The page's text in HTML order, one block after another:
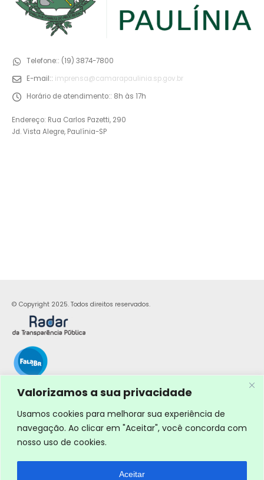
Valorizamos a sua privacidade
Usamos cookies para melhorar sua experiência de
navegação. Ao clicar em "Aceitar", você concorda com
nosso uso de cookies.
Aceitar
Telefone:: (19) 3874-7800
E-mail:: imprensa@camarapaulinia.sp.gov.br
Horário de atendimento:: 8h às 17h
Endereço: Rua Carlos Pazetti, 290
Jd. Vista Alegre, Paulínia-SP
© Copyright 2025. Todos direitos reservados.